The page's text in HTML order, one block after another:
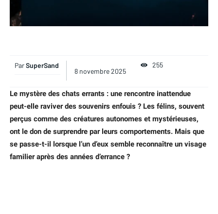
ParSuperSand
8 novembre 2025
255
Le mystère des chats errants : une rencontre inattendue
peut-elle raviver des souvenirs enfouis ? Les félins, souvent
perçus comme des créatures autonomes et mystérieuses,
ont le don de surprendre par leurs comportements. Mais que
se passe-t-il lorsque l’un d’eux semble reconnaître un visage
familier après des années d’errance ?